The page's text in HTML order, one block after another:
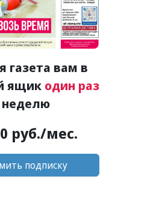
газета вам в
ящик один раз
неделю
руб./мес.
подписку